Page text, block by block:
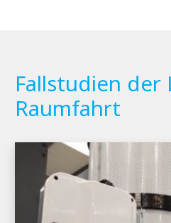
Fallstudien der
Raumfahrt